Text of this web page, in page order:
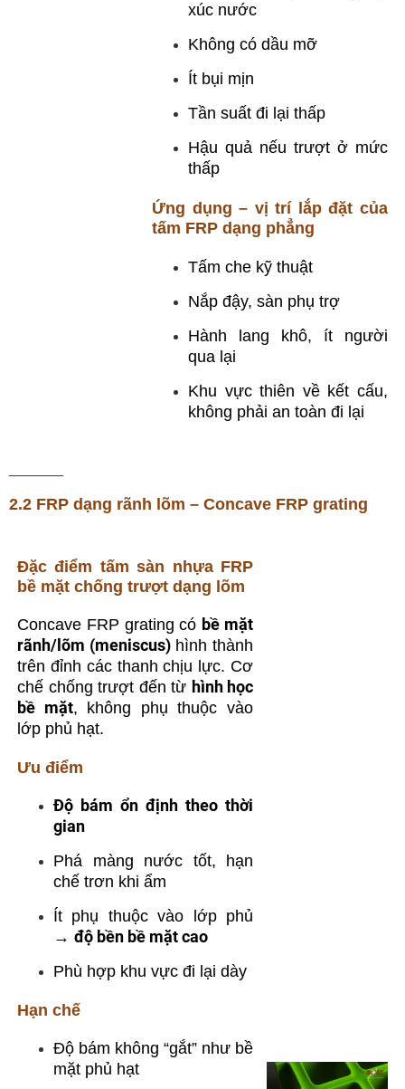
xúc nước
Không có dầu mỡ
Ít bụi mịn
Tần suất đi lại thấp
Hậu quả nếu trượt ở mức
thấp
Ứng dụng – vị trí lắp đặt của
tấm FRP dạng phẳng
Tấm che kỹ thuật
Nắp đậy, sàn phụ trợ
Hành lang khô, ít người
qua lại
Khu vực thiên về kết cấu,
không phải an toàn đi lại
2.2 FRP dạng rãnh lõm – Concave FRP grating
Đặc điểm tấm sàn nhựa FRP
bề mặt chống trượt dạng lõm
Concave FRP grating có bề mặt
rãnh/lõm (meniscus)hình thành
trên đỉnh các thanh chịu lực. Cơ
chế chống trượt đến từ hình học
bề mặt, không phụ thuộc vào
lớp phủ hạt.
Ưu điểm
Độ bám ổn định theo thời
gian
Phá màng nước tốt, hạn
chế trơn khi ẩm
Ít phụ thuộc vào lớp phủ
→ độ bền bề mặt cao
Phù hợp khu vực đi lại dày
Hạn chế
Độ bám không “gắt” như bề
mặt phủ hạt